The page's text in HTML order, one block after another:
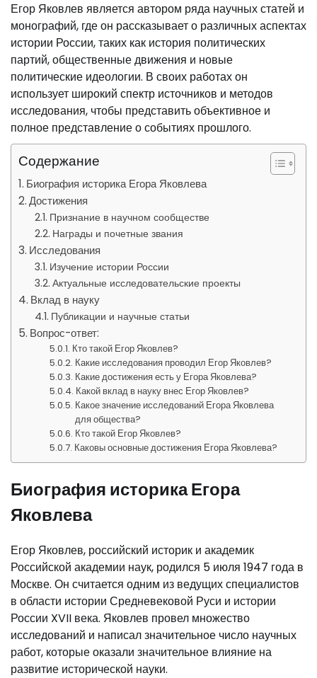
Егор Яковлев является автором ряда научных статей и
монографий, где он рассказывает о различных аспектах
истории России, таких как история политических
партий, общественные движения и новые
политические идеологии. В своих работах он
использует широкий спектр источников и методов
исследования, чтобы представить объективное и
полное представление о событиях прошлого.
Содержание
Биография историка Егора Яковлева
Достижения
Признание в научном сообществе
Награды и почетные звания
Исследования
Изучение истории России
Актуальные исследовательские проекты
Вклад в науку
Публикации и научные статьи
Вопрос-ответ:
Кто такой Егор Яковлев?
Какие исследования проводил Егор Яковлев?
Какие достижения есть у Егора Яковлева?
Какой вклад в науку внес Егор Яковлев?
Какое значение исследований Егора Яковлева
для общества?
Кто такой Егор Яковлев?
Каковы основные достижения Егора Яковлева?
Биография историка Егора
Яковлева
Егор Яковлев, российский историк и академик
Российской академии наук, родился 5 июля 1947 года в
Москве. Он считается одним из ведущих специалистов
в области истории Средневековой Руси и истории
России XVII века. Яковлев провел множество
исследований и написал значительное число научных
работ, которые оказали значительное влияние на
развитие исторической науки.